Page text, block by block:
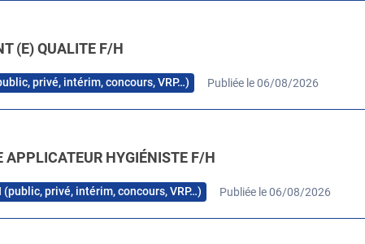
(E) QUALITE F/H
privé, intérim, concours, VRP…) Publiée le 06/08/2026
APPLICATEUR HYGIÉNISTE F/H
(public, privé, intérim, concours, VRP…) Publiée le 06/08/2026